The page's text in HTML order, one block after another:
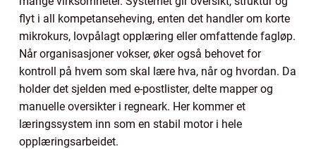
flyt i all kompetanseheving, enten det handler om korte
mikrokurs, lovpålagt opplæring eller omfattende fagløp.
Når organisasjoner vokser, øker også behovet for
kontroll på hvem som skal lære hva, når og hvordan. Da
holder det sjelden med e-postlister, delte mapper og
manuelle oversikter i regneark. Her kommer et
læringssystem inn som en stabil motor i hele
opplæringsarbeidet.